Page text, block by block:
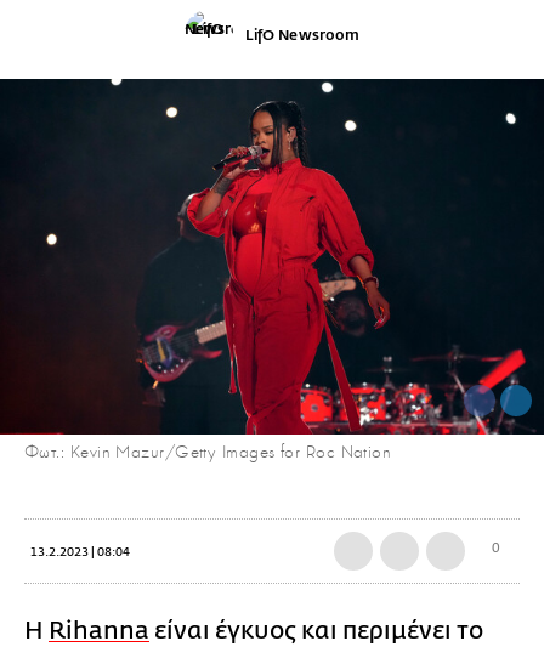
LifO Newsroom
Φωτ.: Kevin Mazur/Getty Images for Roc Nation
13.2.2023 | 08:04 0
Η Rihanna είναι έγκυος και περιμένει το